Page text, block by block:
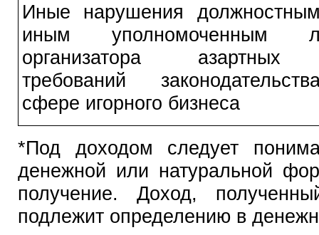
Иные нарушения
иным уполномоченным
организатора
требований
сфере игорного бизнеса
*Под доходом следует
денежной или натуральной
получение. Доход,
подлежит определению в